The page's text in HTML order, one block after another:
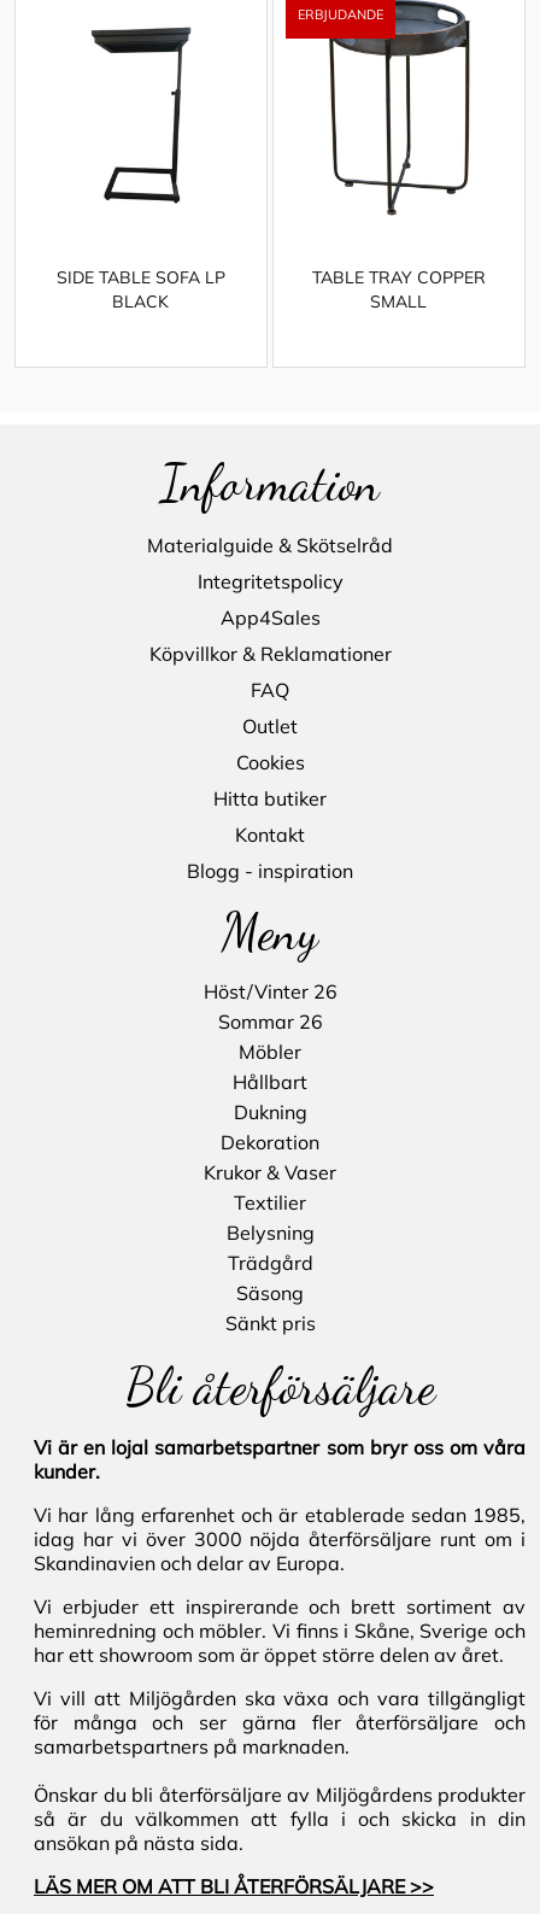
SIDE TABLE SOFA LP
BLACK
TABLE TRAY COPPER
SMALL
Information
Materialguide & Skötselråd
Integritetspolicy
App4Sales
Köpvillkor & Reklamationer
FAQ
Outlet
Cookies
Hitta butiker
Kontakt
Blogg - inspiration
Meny
Höst/Vinter 26
Sommar 26
Möbler
Hållbart
Dukning
Dekoration
Krukor & Vaser
Textilier
Belysning
Trädgård
Säsong
Sänkt pris
Bli återförsäljare
Vi är en lojal samarbetspartner som bryr oss om våra
kunder.
Vi har lång erfarenhet och är etablerade sedan 1985,
idag har vi över 3000 nöjda återförsäljare runt om i
Skandinavien och delar av Europa.
Vi erbjuder ett inspirerande och brett sortiment av
heminredning och möbler. Vi finns i Skåne, Sverige och
har ett showroom som är öppet större delen av året.
Vi vill att Miljögården ska växa och vara tillgängligt
för många och ser gärna fler återförsäljare och
samarbetspartners på marknaden.
Önskar du bli återförsäljare av Miljögårdens produkter
så är du välkommen att fylla i och skicka in din
ansökan på nästa sida.
LÄS MER OM ATT BLI ÅTERFÖRSÄLJARE >>